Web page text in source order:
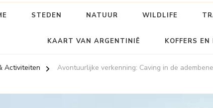
STEDEN NATUUR WILDLIFE
KAART VAN ARGENTINIË KOFFERS
Activiteiten Avontuurlijke verkenning: Caving in de